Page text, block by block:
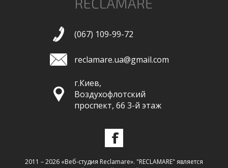
(067) 109-99-72
reclamare.ua@gmail.com
г.Киев,
Воздухофлотский
проспект, 66 3-й этаж
2011 – 2026 «Веб-студия Reclamare». "RECLAMARE" является